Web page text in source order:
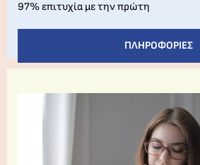
97% επιτυχία με την πρώτη
ΠΛΗΡΟΦΟΡΊΕΣ